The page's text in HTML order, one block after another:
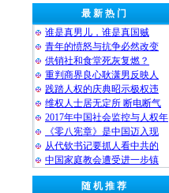
最 新 热 门
谁是真男儿，谁是真国贼
青年的愤怒与抗争必然改变
供销社和食堂死灰复燃？
重判商界良心耿潇男反映人
践踏人权的庆典昭示极权违
维权人士居无定所 断电断气
2017年中国社会监控与人权年
《零八宪章》是中国迈入现
从代钦书记要抓人看中共的
中国家庭教会遭受进一步镇
随 机 推 荐